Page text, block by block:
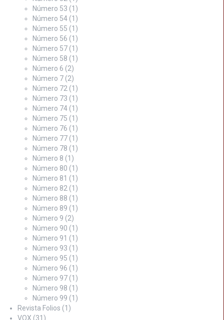
Número 53 (1)
Número 54 (1)
Número 55 (1)
Número 56 (1)
Número 57 (1)
Número 58 (1)
Número 6 (2)
Número 7 (2)
Número 72 (1)
Número 73 (1)
Número 74 (1)
Número 75 (1)
Número 76 (1)
Número 77 (1)
Número 78 (1)
Número 8 (1)
Número 80 (1)
Número 81 (1)
Número 82 (1)
Número 88 (1)
Número 89 (1)
Número 9 (2)
Número 90 (1)
Número 91 (1)
Número 93 (1)
Número 95 (1)
Número 96 (1)
Número 97 (1)
Número 98 (1)
Número 99 (1)
Revista Folios (1)
VOX (31)